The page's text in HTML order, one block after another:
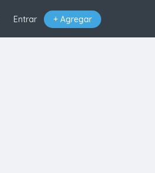
Entrar + Agregar